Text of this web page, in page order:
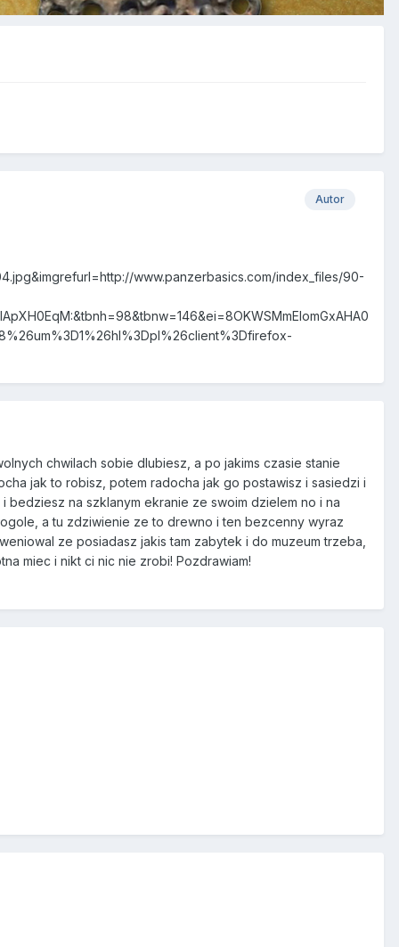
Autor
www.panzerbasics.com/index_files/90-
chwilach sobie dlubiesz, a po jakims czasie stanie
jak to robisz, potem radocha jak go postawisz i sasiedzi i
na szklanym ekranie ze swoim dzielem no i na
a tu zdziwienie ze to drewno i ten bezcenny wyraz
ze posiadasz jakis tam zabytek i do muzeum trzeba,
miec i nikt ci nic nie zrobi! Pozdrawiam!